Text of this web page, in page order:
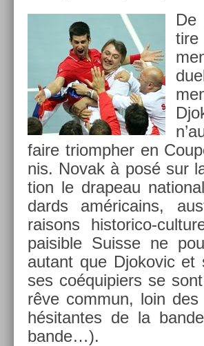
De
faire tri­omph­er en
nis. Novak à posé sur
tion le drapeau
dards américains,
raisons historico-
paisib­le Suis­se ne
autant que Djokovic et
ses co­équipi­ers se
rêve com­mun, loin
hésitan­tes de la
bande…).